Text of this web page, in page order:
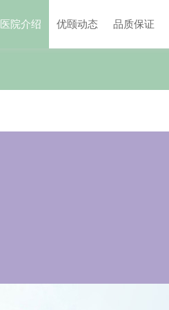
医院介绍 优颐动态 品质保证